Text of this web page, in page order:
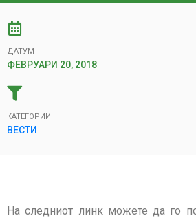
ДАТУМ
ФЕВРУАРИ 20, 2018
КАТЕГОРИИ
ВЕСТИ
На следниот линк можете да го